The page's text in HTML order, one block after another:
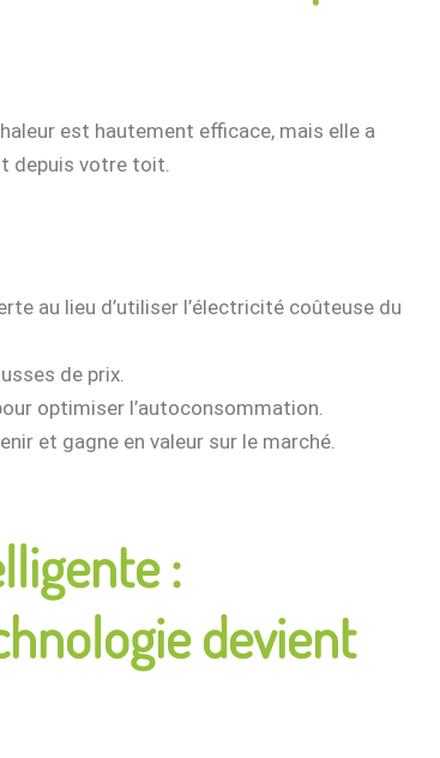
est hautement efficace, mais elle a
depuis votre toit.
au lieu d’utiliser l’électricité coûteuse du
de prix.
optimiser l’autoconsommation.
et gagne en valeur sur le marché.
:
devient